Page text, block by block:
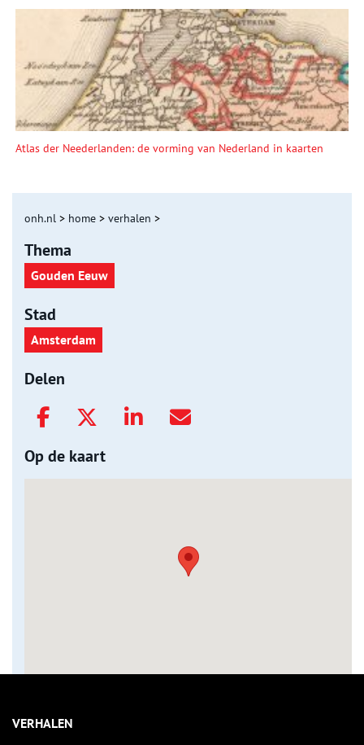
Atlas der Neederlanden: de vorming van Nederland in kaarten
onh.nl > home > verhalen >
Thema
Gouden Eeuw
Stad
Amsterdam
Delen
Op de kaart
VERHALEN